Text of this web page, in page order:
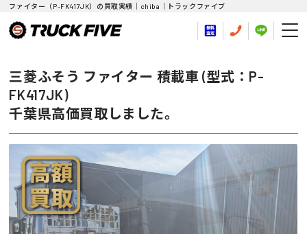
ファイター（P-FK417JK）の買取実績｜chiba｜トラックファイブ
三菱ふそう ファイター 積載車 (型式：P-
FK417JK)
千葉県高価買取しました。